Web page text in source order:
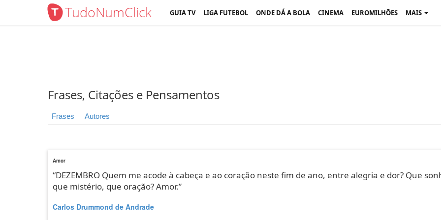
TudoNumClick GUIA TV LIGA FUTEBOL ONDE DÁ A BOLA CINEMA EUROMILHÕES MAIS
Frases, Citações e Pensamentos
Frases Autores
Amor
“DEZEMBRO Quem me acode à cabeça e ao coração neste fim de ano, entre alegria e dor? Que
que mistério, que oração? Amor.”
Carlos Drummond de Andrade